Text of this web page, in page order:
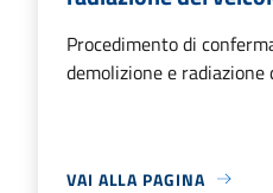
Procedimento di
demolizione e radiazione
VAI ALLA PAGINA